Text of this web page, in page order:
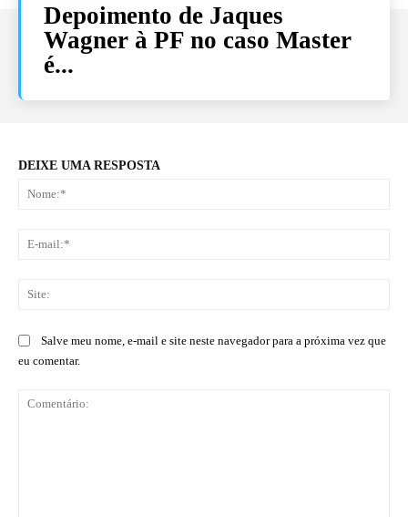
Depoimento de Jaques
Wagner à PF no caso Master
é...
DEIXE UMA RESPOSTA
Salve meu nome, e-mail e site neste navegador para a próxima vez que
eu comentar.